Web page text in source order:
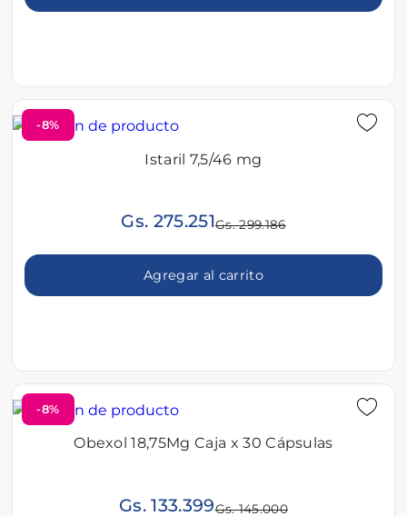
-8%
Istaril 7,5/46 mg
Gs. 275.251Gs. 299.186
Agregar al carrito
-8%
Obexol 18,75Mg Caja x 30 Cápsulas
Gs. 133.399Gs. 145.000